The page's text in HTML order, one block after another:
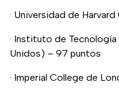
· Universidad de
· Instituto de
Unidos) – 97 puntos
· Imperial College de